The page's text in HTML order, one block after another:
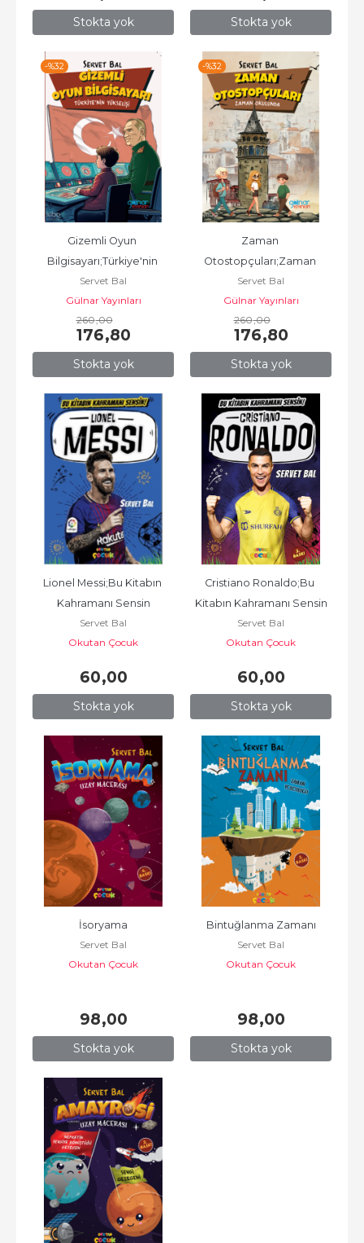
Stokta yok Stokta yok
-%32
Stokta yok
Gizemli Oyun
Bilgisayarı;Türkiye'nin
Yükselişi
Servet Bal
Gülnar Yayınları
260,00
176,80
-%32
Stokta yok
Zaman
Otostopçuları;Zaman
Okulunda
Servet Bal
Gülnar Yayınları
260,00
176,80
Stokta yok
Lionel Messi;Bu Kitabın
Kahramanı Sensin
Servet Bal
Okutan Çocuk
60,00
Stokta yok
Cristiano Ronaldo;Bu
Kitabın Kahramanı Sensin
Servet Bal
Okutan Çocuk
60,00
Stokta yok
İsoryama
Servet Bal
Okutan Çocuk
98,00
Stokta yok
Bintuğlanma Zamanı
Servet Bal
Okutan Çocuk
98,00